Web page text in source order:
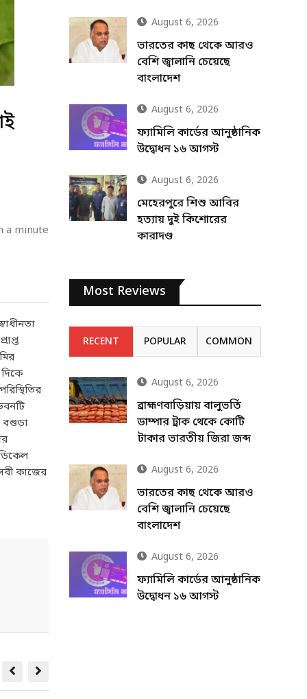
a minute
বগুড়া
কাজের
August 6, 2026
ভারতের কাছ থেকে আরও
বেশি জ্বালানি চেয়েছে
বাংলাদেশ
August 6, 2026
ফ্যামিলি কার্ডের আনুষ্ঠানিক
উদ্বোধন ১৬ আগস্ট
August 6, 2026
মেহেরপুরে শিশু আবির
হত্যায় দুই কিশোরের
কারাদণ্ড
Most Reviews
RECENT POPULAR COMMON
August 6, 2026
ব্রাহ্মণবাড়িয়ায় বালুভর্তি
ডাম্পার ট্রাক থেকে কোটি
টাকার ভারতীয় জিরা জব্দ
August 6, 2026
ভারতের কাছ থেকে আরও
বেশি জ্বালানি চেয়েছে
বাংলাদেশ
August 6, 2026
ফ্যামিলি কার্ডের আনুষ্ঠানিক
উদ্বোধন ১৬ আগস্ট